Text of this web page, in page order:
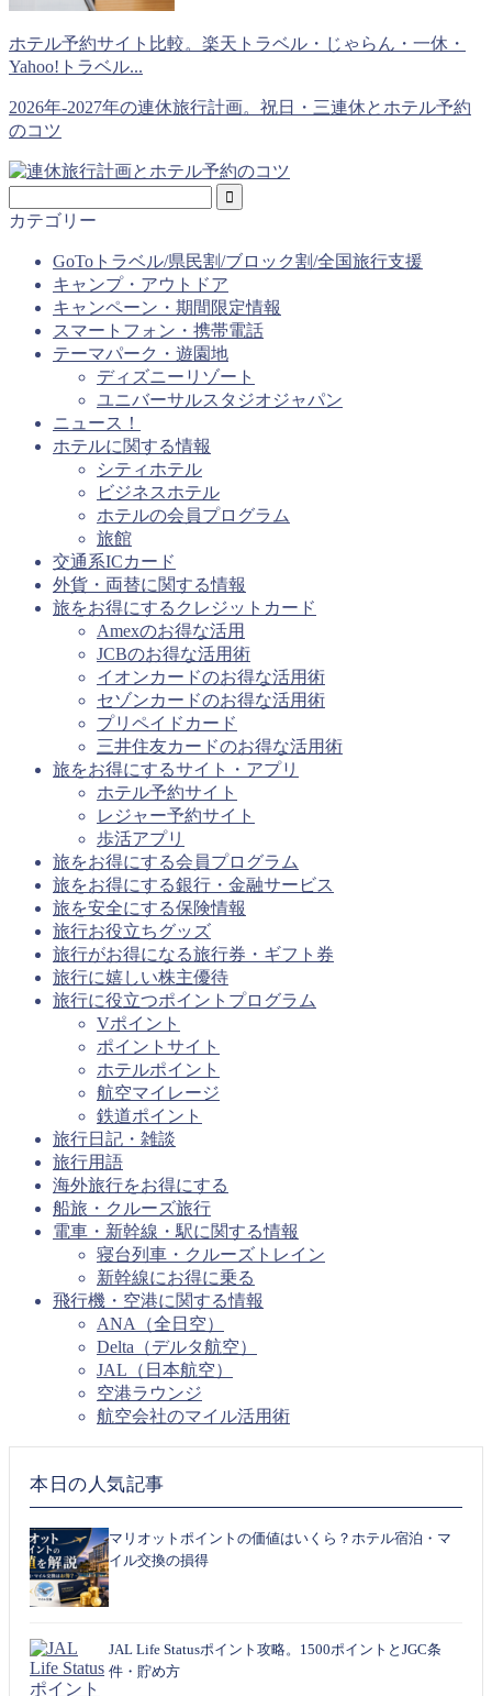
ホテル予約サイト比較。楽天トラベル・じゃらん・一休・
Yahoo!トラベル...
2026年-2027年の連休旅行計画。祝日・三連休とホテル予約
のコツ
カテゴリー
GoToトラベル/県民割/ブロック割/全国旅行支援
キャンプ・アウトドア
キャンペーン・期間限定情報
スマートフォン・携帯電話
テーマパーク・遊園地
ディズニーリゾート
ユニバーサルスタジオジャパン
ニュース！
ホテルに関する情報
シティホテル
ビジネスホテル
ホテルの会員プログラム
旅館
交通系ICカード
外貨・両替に関する情報
旅をお得にするクレジットカード
Amexのお得な活用
JCBのお得な活用術
イオンカードのお得な活用術
セゾンカードのお得な活用術
プリペイドカード
三井住友カードのお得な活用術
旅をお得にするサイト・アプリ
ホテル予約サイト
レジャー予約サイト
歩活アプリ
旅をお得にする会員プログラム
旅をお得にする銀行・金融サービス
旅を安全にする保険情報
旅行お役立ちグッズ
旅行がお得になる旅行券・ギフト券
旅行に嬉しい株主優待
旅行に役立つポイントプログラム
Vポイント
ポイントサイト
ホテルポイント
航空マイレージ
鉄道ポイント
旅行日記・雑談
旅行用語
海外旅行をお得にする
船旅・クルーズ旅行
電車・新幹線・駅に関する情報
寝台列車・クルーズトレイン
新幹線にお得に乗る
飛行機・空港に関する情報
ANA（全日空）
Delta（デルタ航空）
JAL（日本航空）
空港ラウンジ
航空会社のマイル活用術
本日の人気記事
マリオットポイントの価値はいくら？ホテル宿泊・マ
イル交換の損得
JAL Life Statusポイント攻略。1500ポイントとJGC条
件・貯め方